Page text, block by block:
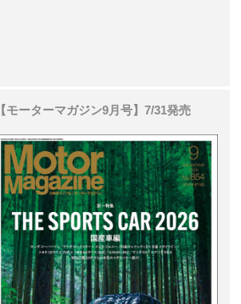
【モーターマガジン9月号】7/31発売